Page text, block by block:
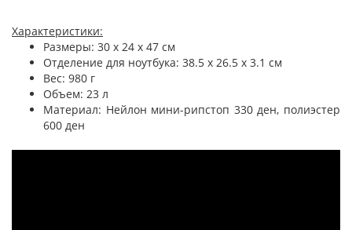
Характеристики:
Размеры: 30 x 24 x 47 см
Отделение для ноутбука: 38.5 x 26.5 x 3.1 см
Вес: 980 г
Объем: 23 л
Материал: Нейлон мини-рипстоп 330 ден, полиэстер
600 ден